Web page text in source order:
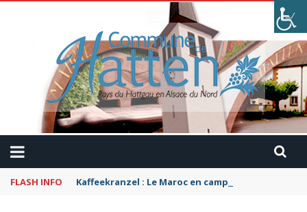
FLASH INFO Kaffeekranzel : Le Maroc en camping-car avec